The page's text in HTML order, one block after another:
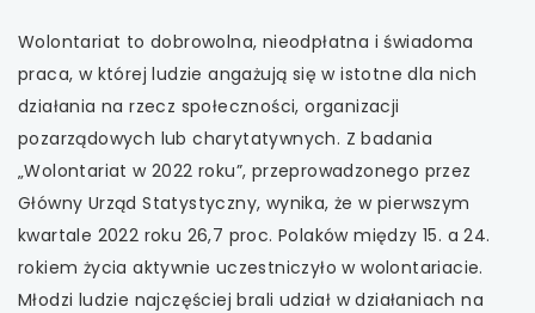
uwaga, link otwiera się w nowej karcie
uwaga, link otwiera się w nowej karcie
uwaga, link otwiera się w nowej karcie
uwaga, link otwiera się w nowej karcie
uwaga, link otwiera się w nowej karcie
Wolontariat to dobrowolna, nieodpłatna i świadoma
praca, w której ludzie angażują się w istotne dla nich
działania na rzecz społeczności, organizacji
pozarządowych lub charytatywnych. Z badania
„Wolontariat w 2022 roku”, przeprowadzonego przez
Główny Urząd Statystyczny, wynika, że w pierwszym
kwartale 2022 roku 26,7 proc. Polaków między 15. a 24.
rokiem życia aktywnie uczestniczyło w wolontariacie.
Młodzi ludzie najczęściej brali udział w działaniach na